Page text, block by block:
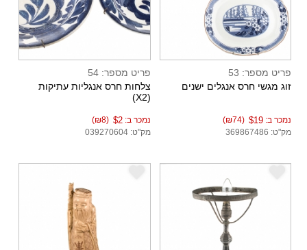
פריט מספר: 53
זוג מגשי חרס אנגלים ישנים
נמכר ב: $19
(₪74)
מק"ט: 369867486
פריט מספר: 54
צלחות חרס אנגליות עתיקות
(X2)
נמכר ב:$2
(₪8)
מק"ט: 039270604